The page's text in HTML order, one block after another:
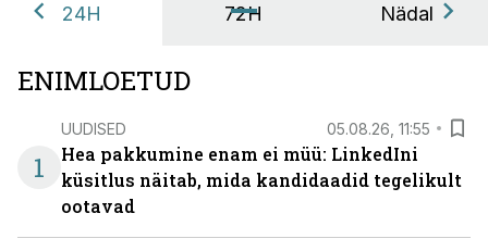
24H 72H Nädal
ENIMLOETUD
1
UUDISED 05.08.26, 11:55
Hea pakkumine enam ei müü: LinkedIni
küsitlus näitab, mida kandidaadid tegelikult
ootavad